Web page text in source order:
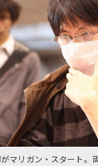
マリガン・スタート。